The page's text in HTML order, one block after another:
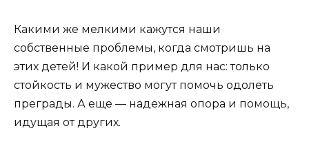
Какими же мелкими кажутся наши
собственные проблемы, когда смотришь на
этих детей! И какой пример для нас: только
стойкость и мужество могут помочь одолеть
преграды. А еще — надежная опора и помощь,
идущая от других.